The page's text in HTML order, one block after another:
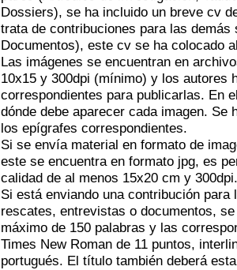
Dossiers), se ha incluido un breve cv
trata de contribuciones para las
Documentos), este cv se ha colocado
Las imágenes se encuentran en
10x15 y 300dpi (mínimo) y los autores
correspondientes para publicarlas. En
dónde debe aparecer cada imagen. Se
los epígrafes correspondientes.
Si se envía material en formato de
este se encuentra en formato jpg, es
calidad de al menos 15x20 cm y 300dpi.
Si está enviando una contribución
rescates, entrevistas o documentos,
máximo de 150 palabras y las
Times New Roman de 11 puntos,
portugués. El título también deberá